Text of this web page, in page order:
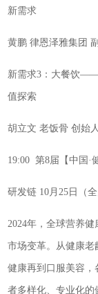
新需求
黄鹏 律恩泽雅集团
新需求3：大餐饮——
值探索
胡立文 老饭骨 创始人
19:00 第8届【中国·
研发链 10月25日（全
2024年，全球营养
市场变革。从健康老
健康再到口服美容
者多样化、专业化的